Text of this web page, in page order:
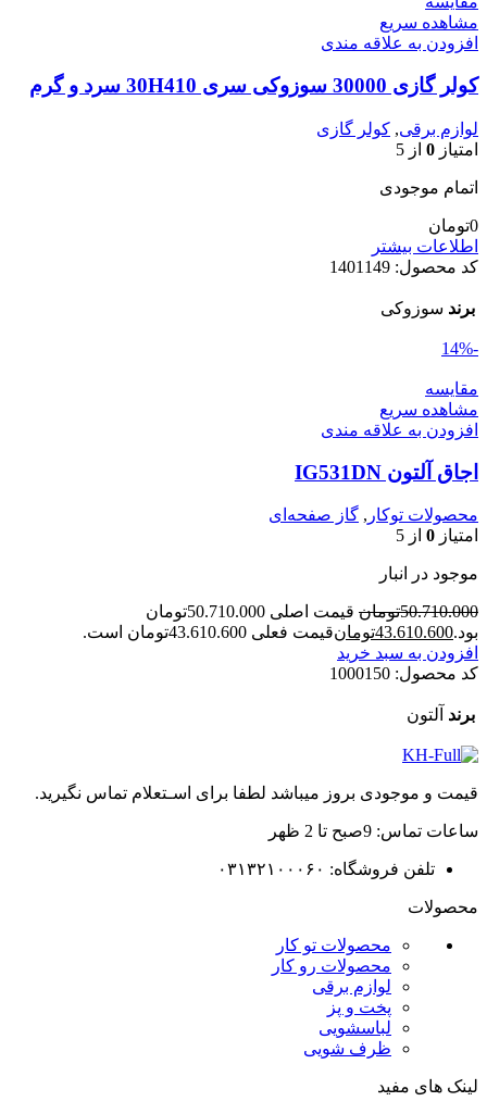
مشاهده سریع
افزودن به علاقه مندی
کولر گازی 30000 سوزوکی سری 30H410 سرد و گرم
لوازم برقی, کولر گازی
امتیاز 0 از 5
اتمام موجودی
0تومان
اطلاعات بیشتر
کد محصول: 1401149
برند سوزوکی
-14%
مقایسه
مشاهده سریع
افزودن به علاقه مندی
اجاق آلتون IG531DN
محصولات توکار , گاز صفحه‌ای
امتیاز 0 از 5
موجود در انبار
50.710.000تومان
قیمت اصلی 50.710.000تومان
بود.43.610.600تومانقیمت فعلی 43.610.600تومان است.
افزودن به سبد خرید
کد محصول: 1000150
برند آلتون
قیمت و موجودی بروز میباشد لطفا برای اسـتعلام تماس نگیرید.
ساعات تماس: 9صبح تا 2 ظهر
تلفن فروشگاه: ۰۳۱۳۲۱۰۰۰۶۰
محصولات
محصولات تو کار
محصولات رو کار
لوازم برقی
پخت و پز
لباسشویی
ظرف شویی
لینک های مفید